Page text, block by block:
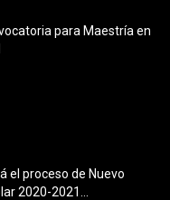
para Maestría en
el proceso de Nuevo
2020-2021...